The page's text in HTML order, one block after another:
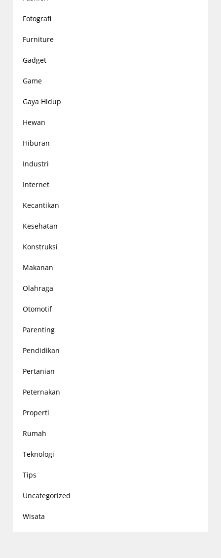
Fotografi
Furniture
Gadget
Game
Gaya Hidup
Hewan
Hiburan
Industri
Internet
Kecantikan
Kesehatan
Konstruksi
Makanan
Olahraga
Otomotif
Parenting
Pendidikan
Pertanian
Peternakan
Properti
Rumah
Teknologi
Tips
Uncategorized
Wisata